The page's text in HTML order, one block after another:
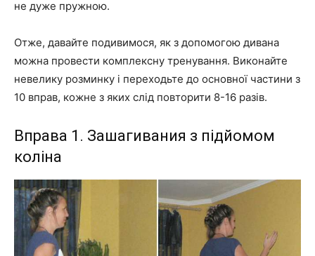
не дуже пружною.
Отже, давайте подивимося, як з допомогою дивана
можна провести комплексну тренування. Виконайте
невелику розминку і переходьте до основної частини з
10 вправ, кожне з яких слід повторити 8-16 разів.
Вправа 1. Зашагивания з підйомом
коліна